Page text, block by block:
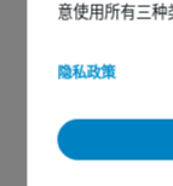
意使用所有三种
隐私政策
机